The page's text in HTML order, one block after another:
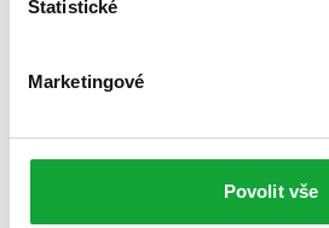
Statistické
Marketingové
Povolit vše